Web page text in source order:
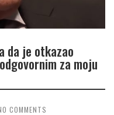
da je otkazao
za moju
COMMENTS